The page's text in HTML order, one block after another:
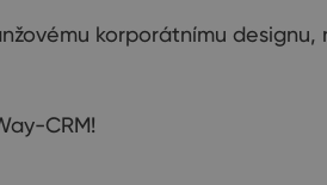
korporátnímu designu,
CRM!